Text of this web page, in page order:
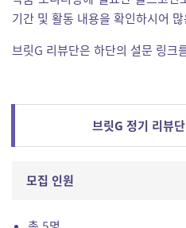
기간 및 활동 내용을 확인하시어
브릿G 리뷰단은 하단의 설문 링크
브릿G 정기 리뷰
모집 인원